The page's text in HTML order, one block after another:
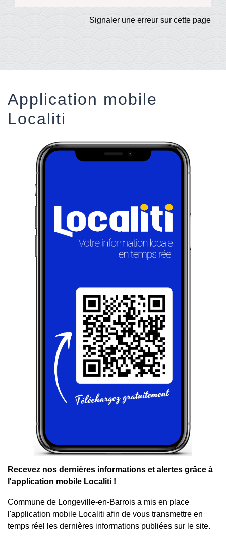
Signaler une erreur sur cette page
Application mobile
Localiti
Recevez nos dernières informations et alertes grâce à
l'application mobile Localiti !
Commune de Longeville-en-Barrois a mis en place
l'application mobile Localiti afin de vous transmettre en
temps réel les dernières informations publiées sur le site.